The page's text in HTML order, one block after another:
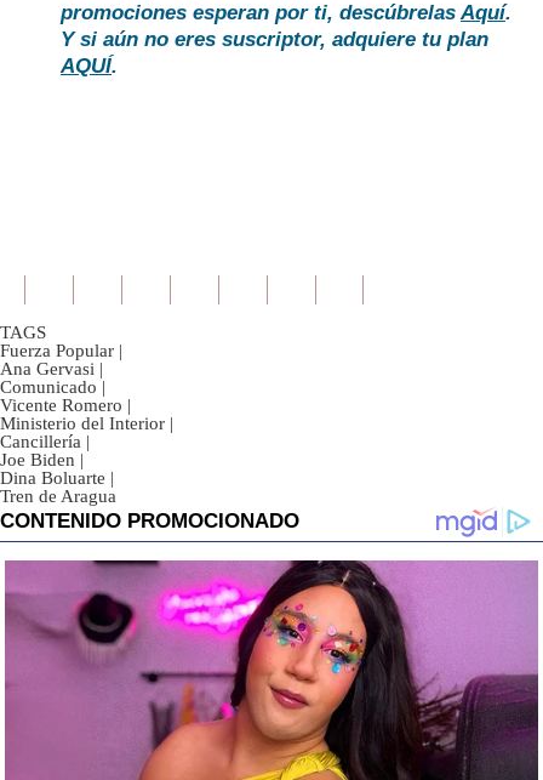
promociones esperan por ti, descúbrelasAquí.
Y si aún no eres suscriptor, adquiere tu plan
AQUÍ.
TAGS
Fuerza Popular |
Ana Gervasi |
Comunicado |
Vicente Romero |
Ministerio del Interior |
Cancillería |
Joe Biden |
Dina Boluarte |
Tren de Aragua